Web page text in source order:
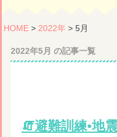
HOME> 2022年> 5月
2022年5月 の記事一覧
🧯避難訓練•地